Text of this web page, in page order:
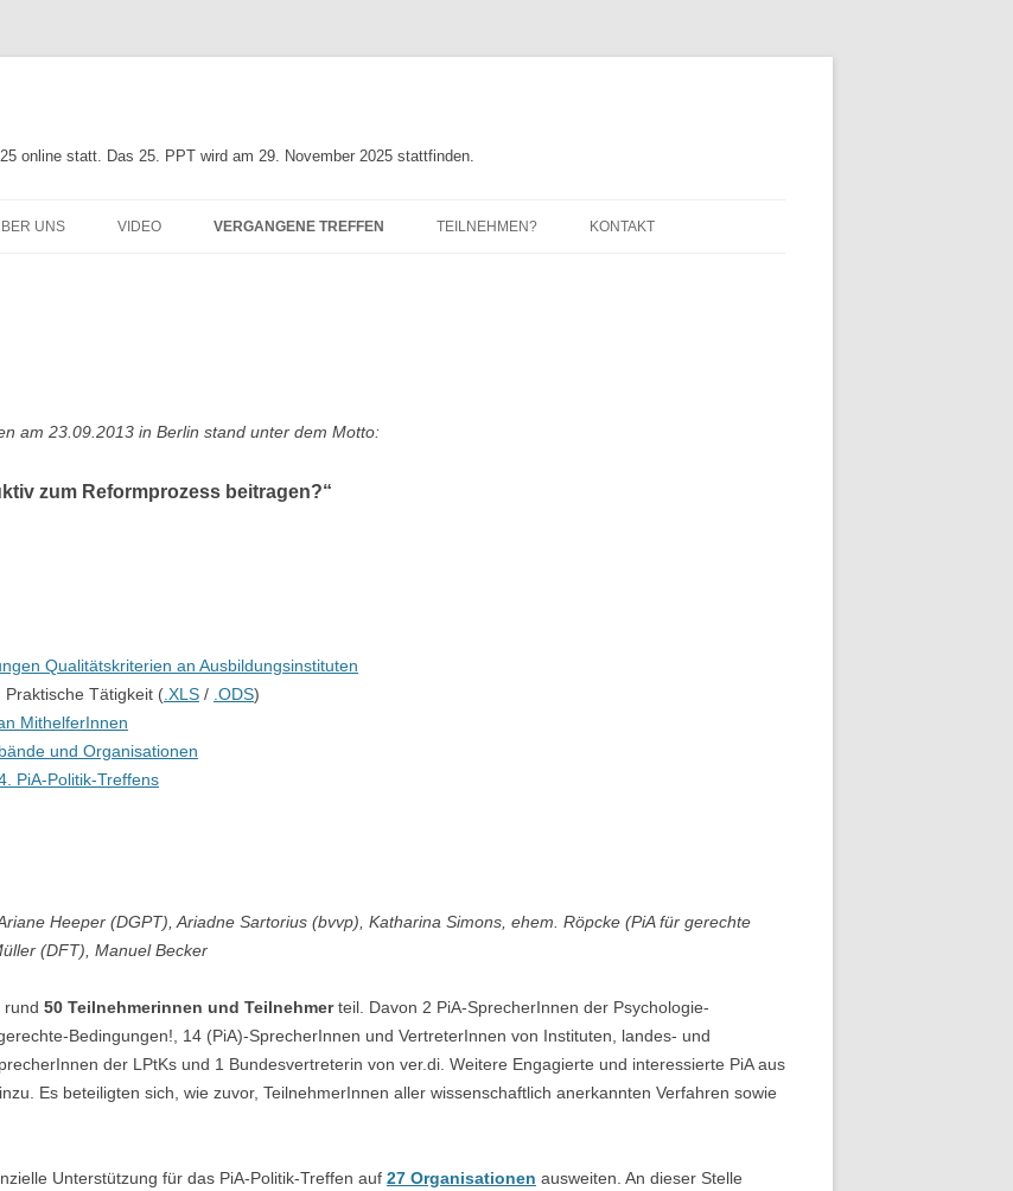
online statt. Das 25. PPT wird am 29. November 2025 stattfinden.
UNS VIDEO VERGANGENE TREFFEN
15. PIA-POLITIK-TREFFEN
8. PIA-POLITIK-TREFFEN
6. PIA-POLITIK-TREFFEN
TEILNEHMEN? KONTAKT
am 23.09.2013 in Berlin stand unter dem Motto:
zum Reformprozess beitragen?“
Qualitätskriterien an Ausbildungsinstituten
Praktische Tätigkeit ( .XLS / .ODS)
MithelferInnen
und Organisationen
PiA-Politik-Treffens
Heeper (DGPT), Ariadne Sartorius (bvvp), Katharina Simons, ehem. Röpcke (PiA für gerechte
(DFT), Manuel Becker
rund 50 Teilnehmerinnen und Teilnehmerteil. Davon 2 PiA-SprecherInnen der Psychologie-
Bedingungen!, 14 (PiA)-SprecherInnen und VertreterInnen von Instituten, landes- und
der LPtKs und 1 Bundesvertreterin von ver.di. Weitere Engagierte und interessierte PiA aus
Es beteiligten sich, wie zuvor, TeilnehmerInnen aller wissenschaftlich anerkannten Verfahren sowie
Unterstützung für das PiA-Politik-Treffen auf 27 Organisationen ausweiten. An dieser Stelle